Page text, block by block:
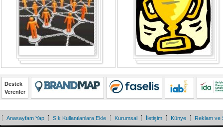
Destek
Verenler
Anasayfam Yap Sık Kullanılanlara Ekle Kurumsal İletişim Künye Reklam ve